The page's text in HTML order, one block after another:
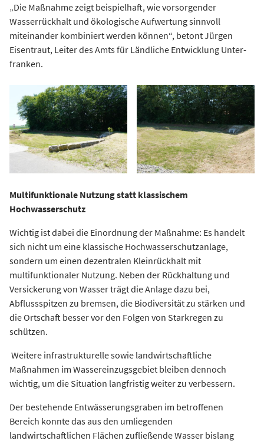
„Die Maßnahme zeigt beispielhaft, wie vorsorgender
Wasserrückhalt und ökologische Aufwertung sinnvoll
miteinander kombiniert werden können“, betont Jürgen
Eisentraut, Leiter des Amts für Ländliche Entwicklung Unter-
franken.
Multifunktionale Nutzung statt klassischem
Hochwasserschutz
Wichtig ist dabei die Einordnung der Maßnahme: Es handelt
sich nicht um eine klassische Hochwasserschutzanlage,
sondern um einen dezentralen Kleinrückhalt mit
multifunktionaler Nutzung. Neben der Rückhaltung und
Versickerung von Wasser trägt die Anlage dazu bei,
Abflussspitzen zu bremsen, die Biodiversität zu stärken und
die Ortschaft besser vor den Folgen von Starkregen zu
schützen.
Weitere infrastrukturelle sowie landwirtschaftliche
Maßnahmen im Wassereinzugsgebiet bleiben dennoch
wichtig, um die Situation langfristig weiter zu verbessern.
Der bestehende Entwässerungsgraben im betroffenen
Bereich konnte das aus den umliegenden
landwirtschaftlichen Flächen zufließende Wasser bislang